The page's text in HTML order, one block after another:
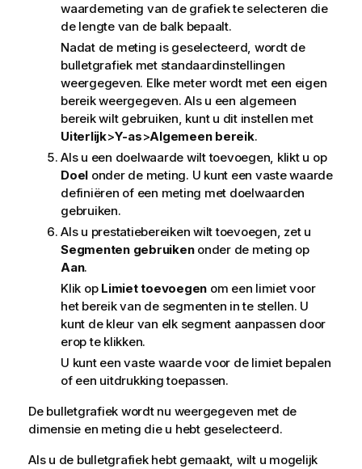
waardemeting van de grafiek te selecteren die
de lengte van de balk bepaalt.
Nadat de meting is geselecteerd, wordt de
bulletgrafiek met standaardinstellingen
weergegeven. Elke meter wordt met een eigen
bereik weergegeven. Als u een algemeen
bereik wilt gebruiken, kunt u dit instellen met
Uiterlijk>Y-as>Algemeen bereik.
Als u een doelwaarde wilt toevoegen, klikt u op
Doel onder de meting. U kunt een vaste waarde
definiëren of een meting met doelwaarden
gebruiken.
Als u prestatiebereiken wilt toevoegen, zet u
Segmenten gebruikenonder de meting op
Aan.
Klik op Limiet toevoegen om een limiet voor
het bereik van de segmenten in te stellen. U
kunt de kleur van elk segment aanpassen door
erop te klikken.
U kunt een vaste waarde voor de limiet bepalen
of een uitdrukking toepassen.
De bulletgrafiek wordt nu weergegeven met de
dimensie en meting die u hebt geselecteerd.
Als u de bulletgrafiek hebt gemaakt, wilt u mogelijk